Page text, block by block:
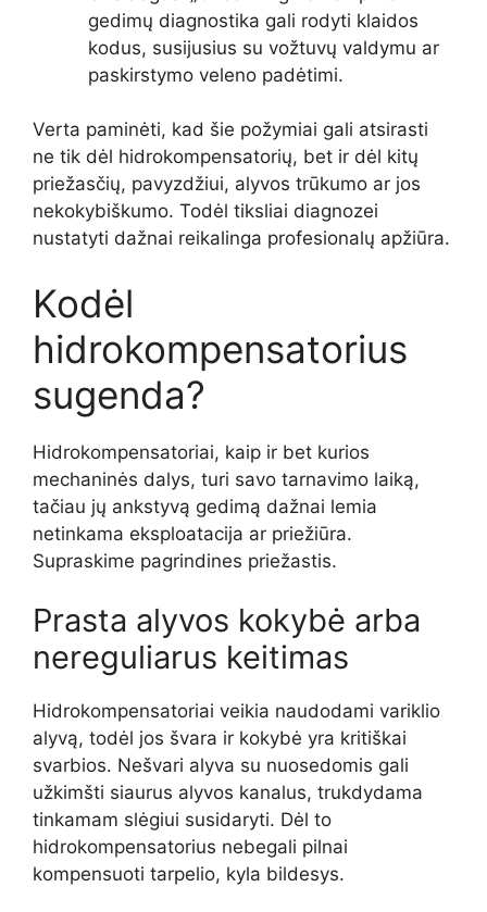
gedimų diagnostika gali rodyti klaidos
kodus, susijusius su vožtuvų valdymu ar
paskirstymo veleno padėtimi.
Verta paminėti, kad šie požymiai gali atsirasti
ne tik dėl hidrokompensatorių, bet ir dėl kitų
priežasčių, pavyzdžiui, alyvos trūkumo ar jos
nekokybiškumo. Todėl tiksliai diagnozei
nustatyti dažnai reikalinga profesionalų apžiūra.
Kodėl
hidrokompensatorius
sugenda?
Hidrokompensatoriai, kaip ir bet kurios
mechaninės dalys, turi savo tarnavimo laiką,
tačiau jų ankstyvą gedimą dažnai lemia
netinkama eksploatacija ar priežiūra.
Supraskime pagrindines priežastis.
Prasta alyvos kokybė arba
nereguliarus keitimas
Hidrokompensatoriai veikia naudodami variklio
alyvą, todėl jos švara ir kokybė yra kritiškai
svarbios. Nešvari alyva su nuosedomis gali
užkimšti siaurus alyvos kanalus, trukdydama
tinkamam slėgiui susidaryti. Dėl to
hidrokompensatorius nebegali pilnai
kompensuoti tarpelio, kyla bildesys.